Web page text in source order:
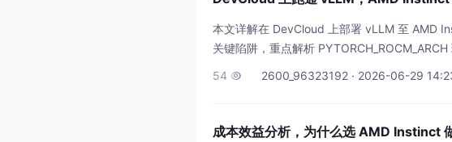
本文详解在 DevCloud 上部署 vLLM 至 AMD
关键陷阱，重点解析
54  2600_96323192 · 2026-06-29
成本效益分析，为什么选 AMD Instinct